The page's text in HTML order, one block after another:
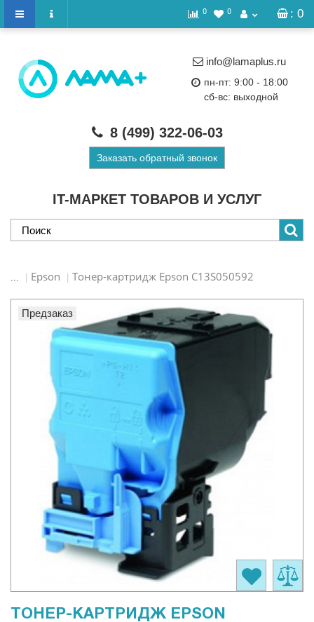
: 0
0 0
IT-МАРКЕТ ТОВАРОВ И УСЛУГ
info@lamaplus.ru
пн-пт: 9:00 - 18:00
сб-вс: выходной
8 (499) 322-06-03
Заказать обратный звонок
... Epson Тонер-картридж Epson C13S050592
Предзаказ
ТОНЕР-КАРТРИДЖ EPSON